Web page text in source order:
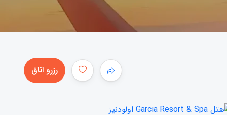
رزرو اتاق